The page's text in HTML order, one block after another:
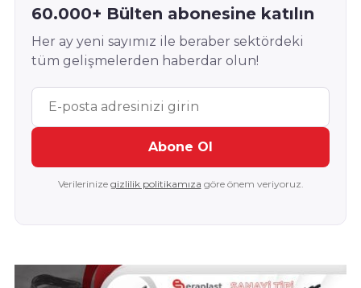
60.000+ Bülten abonesine katılın
Her ay yeni sayımız ile beraber sektördeki
tüm gelişmelerden haberdar olun!
Abone Ol
Verilerinize gizlilik politikamıza göre önem veriyoruz.